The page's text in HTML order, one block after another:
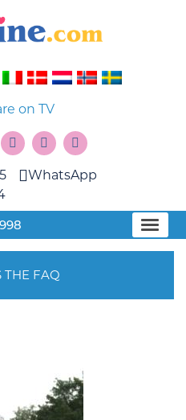
on TV
WhatsApp
THE FAQ